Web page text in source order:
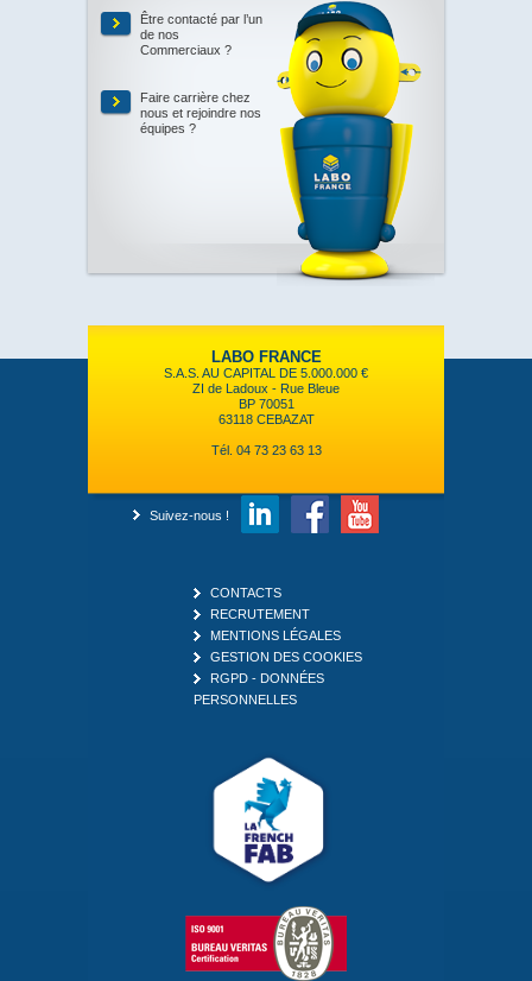
Être contacté par l’un
de nos
Commerciaux ?
Faire carrière chez
nous et rejoindre nos
équipes ?
LABO FRANCE
S.A.S. AU CAPITAL DE 5.000.000 €
ZI de Ladoux - Rue Bleue
BP 70051
63118 CEBAZAT
Tél. 04 73 23 63 13
Suivez-nous !
CONTACTS
RECRUTEMENT
MENTIONS LÉGALES
GESTION DES COOKIES
RGPD - DONNÉES
PERSONNELLES